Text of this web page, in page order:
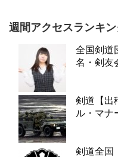
週間アクセスランキ
全国剣道
名・剣友
剣道【出
ル・マナ
剣道全国